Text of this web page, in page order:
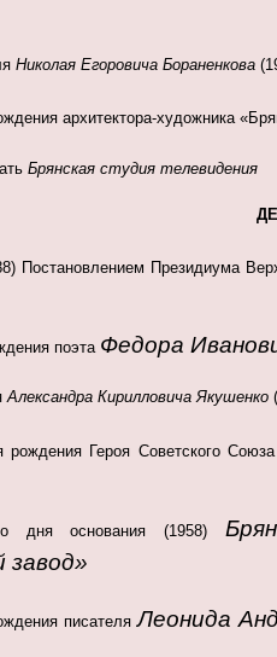
Николая Егоровича Бораненкова
архитектора-художника
Брянская студия телевидения
Постановлением Президиума
поэта Федора
Александра Кирилловича Якушенко
Героя Советского
дня основания (1958)
завод»
писателяЛеонида